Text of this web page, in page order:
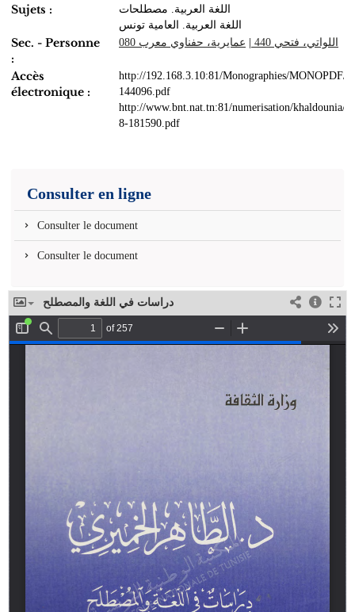
Sujets :
اللغة العربية. مصطلحات
اللغة العربية. العامية تونس
Sec. - Personne
:
اللواتي، فتحي 440 | عمايرية، حفناوي معرب 080
Accès
électronique :
http://192.168.3.10:81/Monographies/MONOPDF/
144096.pdf
http://www.bnt.nat.tn:81/numerisation/khaldounia/
8-181590.pdf
Consulter en ligne
Consulter le document
Consulter le document
دراسات في اللغة والمصطلح